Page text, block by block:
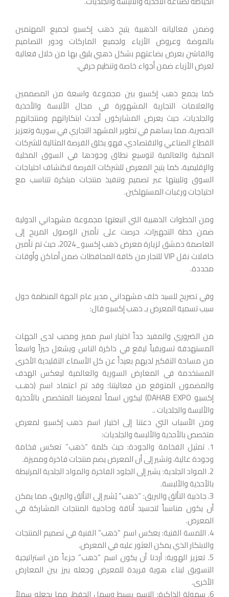
وضمن فعالياته الذهبية يتيح ذهب إكسبو لجميع المهتمين
بالموضة وعروض الأزياء ولجميع الماركات ودور التصاميم
والفاشن بعرض بضاعتهم بشكل ذهبي يليق بها من خلال فعالية
لعرض الأزياء ضمن أجواء خاصة وتنظيم حرفي.
كما يجمع ذهب إكسبو بين مجموعة واسعة من المصممين
والعلامات التجارية المشهورة في مجال الألبسة والأحذية
والجلديات، حيث يعرض المشاركون أحدث ابتكاراتهم ومنتجاتهم
الحصرية، مما يساهم في تطوير المشهد التجاري في سورية وتعزيز
القطاع الصناعي والاقتصادي، فهو يخلق الفرصة المثالية للشركات
المحلية والعالمية لتوسيع نطاق وجودها في السوق المحلية
والإقليمية، كما يتيح المعرض للشركات الفرصة لاكتشاف احتياجات
السوق وتلبيتها عبر تصميم وتنفيذ منتجات مبتكرة تتناسب مع
احتياجات ورغبات المستهلكين.
ومن الخطوات الذهبية التي اتبعتها مجموعة مشهداني الدولية
ضمن خطة التجهيزات، حرصت على تأمين الوصول المريح إلى
العاصمة دمشق لزيارة معرض ذهب إكسبو_2024، حيث تم تأمين
حافلات نقل VIP للتجار من كافة المحافظات ضمن أماكن وأوقات
محددة.
وفي تصريح للسيد خلف مشهداني مدير عام الجهة المنظمة حول
سبب تسمية المعرض بـ ذهب إكسبو قال:
من الضروري والمفيد جداً اختيار اسم مميز ومحبب لدى الجهات
المستهدفة تسويقياً ليقع في ذاكرة الناس ويشغل حيزاً واسعاً
من مساحة التفكير لديهم بعيداً عن كل الأسماء التقليدية الأخرى
المستخدمة في المعارض السورية والعالمية ليعكس الهدف
والمضمون المتوقع من فعاليتنا؛ وقد تم اعتماد اسم (ذهـب
إكسبو DAHAB EXPO) ليكون اسماً لمعرضنا المتخصص بالأحذية
والألبسة والجلديات ..
ومن الأسباب التي دعتنا إلى اختيار اسم ذهب إكسبو لمعرض
متخصص بالأحذية والألبسة والجلديات:
1. تمثيل الفخامة والجودة: حيث كلمة “ذهب” تعكس فخامة
وجودة عالية، وتشير إلى أن المعرض يضم منتجات فاخرة ومميزة.
2. المواد الجلدية: يشير إلى الجلود الفاخرة والمواد الجلدية المرتبطة
بالأحذية والألبسة.
3. جاذبية التألق والبريق: “ذهب” يُشير إلى التألق والبريق، مما يمكن
أن يكون مناسباً لتجسيد أناقة وجاذبية المنتجات المشاركة في
المعرض.
4. اللمسة الفنية: يعكس اسم “ذهب” الفنية في تصميم المنتجات
والابتكار الذي يمكن العثور عليه في المعرض.
5. تعزيز الهوية: أردنا أن يكون اسم “ذهب” جزءاً من استراتيجية
التسويق لبناء هوية فريدة للمعرض وجعله يبرز بين المعارض
الأخرى.